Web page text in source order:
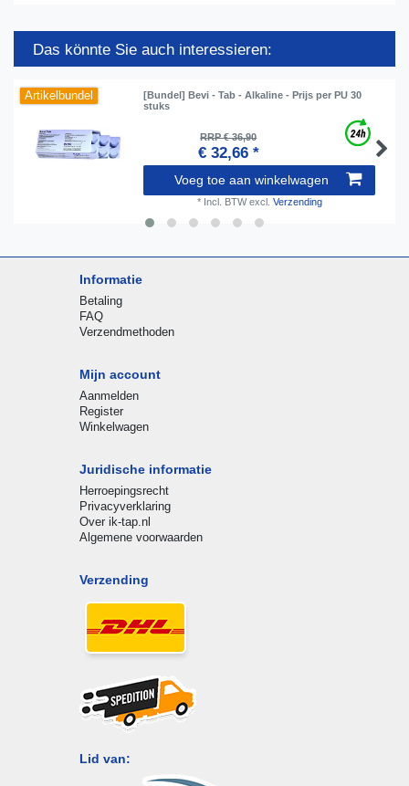
Das könnte Sie auch interessieren:
Artikelbundel
[Bundel] Bevi - Tab - Alkaline - Prijs per PU 30
stuks
RRP € 36,90
€ 32,66 *
Voeg toe aan winkelwagen
* Incl. BTWexcl. Verzending
Informatie
Betaling
FAQ
Verzendmethoden
Mijn account
Aanmelden
Register
Winkelwagen
Juridische informatie
Herroepingsrecht
Privacyverklaring
Over ik-tap.nl
Algemene voorwaarden
Verzending
Lid van: